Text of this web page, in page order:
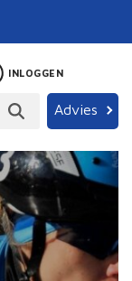
Advies
INLOGGEN